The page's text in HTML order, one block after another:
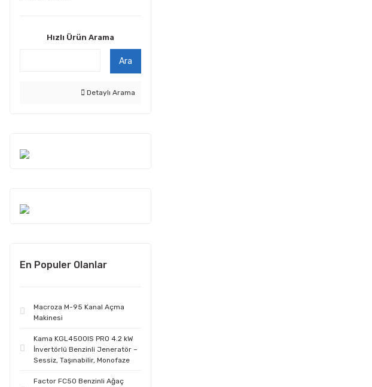
Hızlı Ürün Arama
Ara
Detaylı Arama
En Populer Olanlar
Macroza M-95 Kanal Açma
Makinesi
Kama KGL4500IS PRO 4.2 kW
İnvertörlü Benzinli Jeneratör –
Sessiz, Taşınabilir, Monofaze
Factor FC50 Benzinli Ağaç